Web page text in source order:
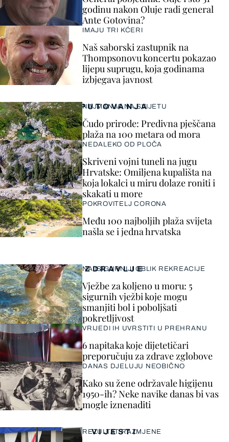
VIJESTI
REZULTAT RAZMJENE
godinu nakon Oluje radi general
Ante Gotovina?
IMAJU TRI KĆERI
Naš saborski zastupnik na
Thompsonovu koncertu pokazao
lijepu suprugu, koja godinama
izbjegava javnost
ZDRAVLJE
NAJSIGURNIJI OBLIK REKREACIJE
Vježbe za koljeno u moru: 5
sigurnih vježbi koje mogu
smanjiti bol i poboljšati
pokretljivost
VRIJEDI IH UVRSTITI U PREHRANU
6 napitaka koje dijetetičari
preporučuju za zdrave zglobove
DANAS DJELUJU NEOBIČNO
Kako su žene održavale higijenu
1950-ih? Neke navike danas bi vas
mogle iznenaditi
PUTOVANJA
NAJMANJA NA SVIJETU
Čudo prirode: Predivna pješčana
plaža na 100 metara od mora
NEDALEKO OD PLOČA
Skriveni vojni tuneli na jugu
Hrvatske: Omiljena kupališta na
koja lokalci u miru dolaze roniti i
skakati u more
POKROVITELJ CORONA
Među 100 najboljih plaža svijeta
našla se i jedna hrvatska